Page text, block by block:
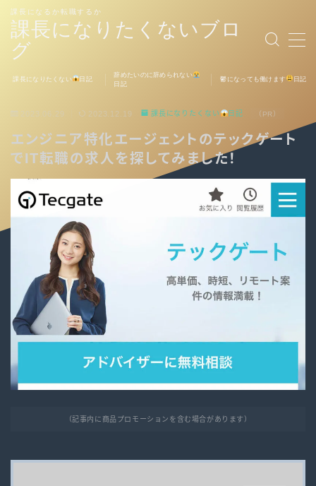
課長になりたくないブロ
グ
課長になるか転職するか
MENU
課長になりたくない 日記
辞めたいのに辞められない
日記
鬱になっても働けます 日記
2023.06.29 2023.12.19 課長になりたくない 日記 （PR）
エンジニア特化エージェントのテックゲート
でIT転職の求人を探してみました！
（記事内に商品プロモーションを含む場合があります）